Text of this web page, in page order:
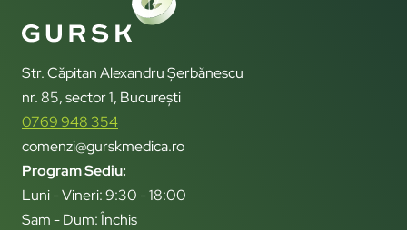
Str. Căpitan Alexandru Șerbănescu
nr. 85, sector 1, București
0769 948 354
comenzi@gurskmedica.ro
Program Sediu:
Luni - Vineri: 9:30 - 18:00
Sam - Dum: Închis